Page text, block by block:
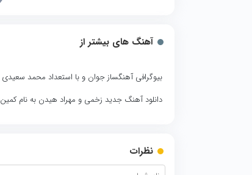
آهنگ های بیشتر از
بیوگرافی آهنگساز جوان و با استعداد محمد سعیدی
دانلود آهنگ جدید زخمی و مهراد هیدن به نام کمین
نظرات